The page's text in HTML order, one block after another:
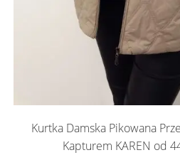
Kurtka Damska Pikowana
Kapturem KAREN od